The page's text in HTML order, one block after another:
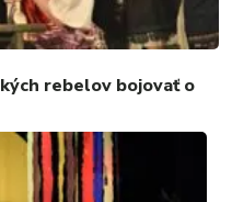
rebelov bojovať o